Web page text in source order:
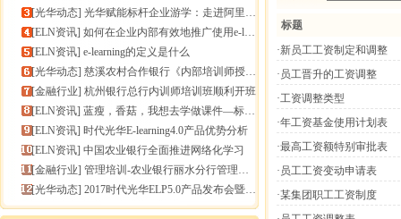
[光华动态] 光华赋能标杆企业游学：走进阿里巴巴+绿城管理集团
[ELN资讯] 如何在企业内部有效地推广使用e-learning
[ELN资讯] e-learning的定义是什么
[光华动态] 慈溪农村合作银行《内部培训师授课技能提升》报导
[金融行业] 杭州银行总行内训师培训班顺利开班
[ELN资讯] 蓝瘦，香菇，我想去学做课件—标准课件制作分享会
[ELN资讯] 时代光华E-learning4.0产品优势分析
[ELN资讯] 中国农业银行全面推进网络化学习
[金融行业] 管理培训-农业银行丽水分行管理培训
[光华动态] 2017时代光华ELP5.0产品发布会暨构建企业员工
标题
·新员工工资制定和调整
·员工晋升的工资调整
·工资调整类型
·年工资基金使用计划表
·最高工资额特别审批表
·员工工资变动申请表
·某集团职工工资制度